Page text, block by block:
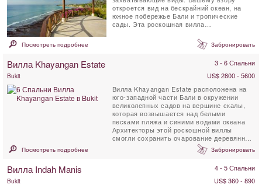
откроется вид на бескрайний океан, на
южное побережье Бали и тропические
сады. Эта роскошная вилла
Посмотреть подробнее Забронировать
Вилла Khayangan Estate 3 - 6 Спальни
Bukit
US$ 2800 - 5600
Вилла Khayangan Estate расположена на
юго-западной части Бали в окружении
великолепных садов на вершине скалы,
которая возвышается над белыми
песками пляжа и синими водами океана
Архитекторы этой роскошной виллы
смогли сохранить очарование деревянных
Посмотреть подробнее Забронировать
Вилла Indah Manis 4 - 5 Спальни
Bukit
US$ 360 - 890